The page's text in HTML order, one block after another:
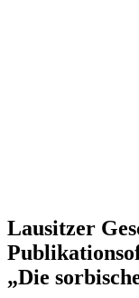
Lausitzer
„Die